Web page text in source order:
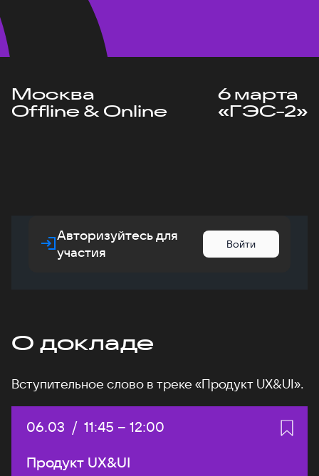
Москва
Offline & Online
6 марта
«ГЭС-2»
Авторизуйтесь для
участия
Войти
О докладе
Вступительное слово в треке «Продукт UX&UI».
Дата:
06.03 / Начало:
11:45 – Конец:
12:00
Продукт UX&UI